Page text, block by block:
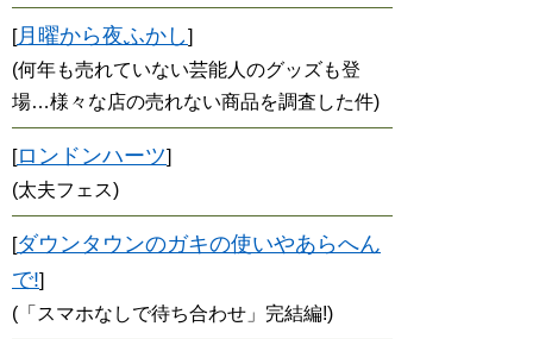
[月曜から夜ふかし]
(何年も売れていない芸能人のグッズも登
場…様々な店の売れない商品を調査した件)
[ロンドンハーツ]
(太夫フェス)
[ダウンタウンのガキの使いやあらへん
で!]
(「スマホなしで待ち合わせ」完結編!)